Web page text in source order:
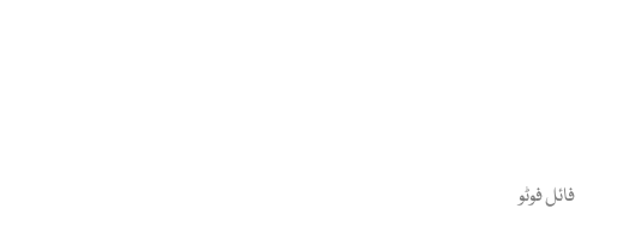
فائل فوٹو